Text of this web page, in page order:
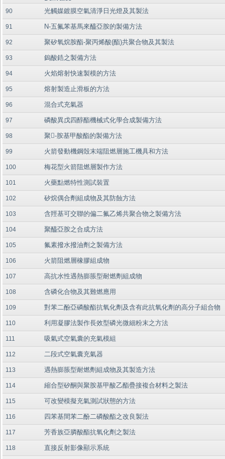
90 光觸媒鍍膜空氣清淨日光燈及其製法
91 N-五氟苯基馬來醯亞胺的製備方法
92 聚矽氧烷胺酯-聚丙烯酸(酯)共聚合物及其製法
93 鎢酸鋯之製備方法
94 火焰熔射快速製模的方法
95 熔射製造止滑板的方法
96 混合式充氣器
97 磷酸異戊四醇酯機械式化學合成製備方法
98 聚-胺基甲酸酯的製備方法
99 火箭發動機鋼殼末端阻燃層施工機具和方法
100 梅花型火箭阻燃層製作方法
101 火藥點燃特性測試裝置
102 矽烷偶合劑組成物及其防蝕方法
103 含羥基可交聯的偏二氟乙烯共聚合物之製備方法
104 聚醯亞胺之合成方法
105 氟素撥水撥油劑之製備方法
106 火箭阻燃層橡膠組成物
107 高抗水性遇熱膨脹型耐燃劑組成物
108 含磷化合物及其難燃應用
109 對苯二酚亞磷酸酯抗氧化劑及含有此抗氧化劑的高分子組合物
110 利用凝膠法製作長效型磷光微細粉末之方法
111 吸氣式空氣囊的充氣模組
112 二段式空氣囊充氣器
113 遇熱膨脹型耐燃劑組成物及其製造方法
114 縮合型矽酮與聚胺基甲酸乙酯疊接複合材料之製法
115 可改變模擬充氣測試狀態的方法
116 四苯基間苯二酚二磷酸酯之改良製法
117 芳香族亞膦酸酯抗氧化劑之製法
118 直接反射影像顯示系統